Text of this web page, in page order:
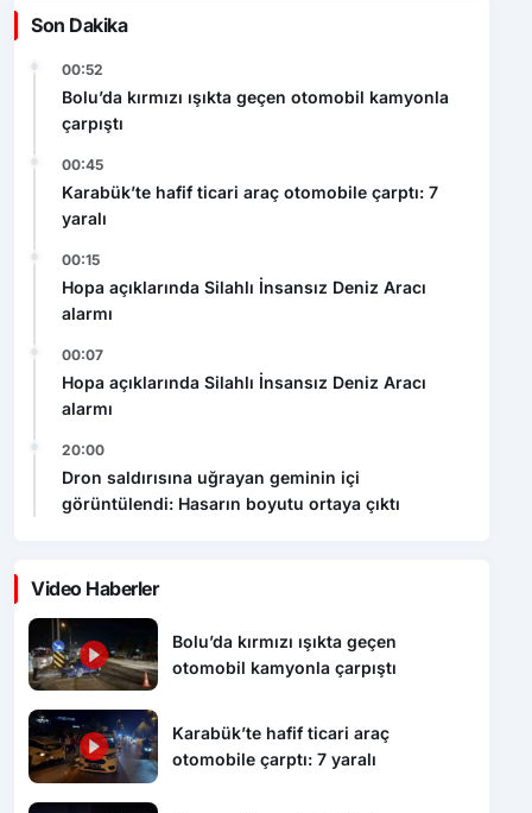
Son Dakika
00:52
Bolu’da kırmızı ışıkta geçen otomobil kamyonla
çarpıştı
00:45
Karabük’te hafif ticari araç otomobile çarptı: 7
yaralı
00:15
Hopa açıklarında Silahlı İnsansız Deniz Aracı
alarmı
00:07
Hopa açıklarında Silahlı İnsansız Deniz Aracı
alarmı
20:00
Dron saldırısına uğrayan geminin içi
görüntülendi: Hasarın boyutu ortaya çıktı
Video Haberler
Bolu’da kırmızı ışıkta geçen
otomobil kamyonla çarpıştı
Karabük’te hafif ticari araç
otomobile çarptı: 7 yaralı